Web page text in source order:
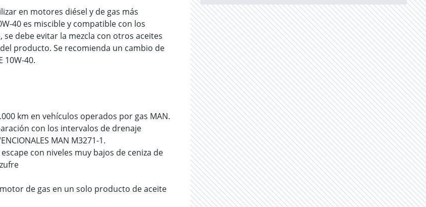
en motores diésel y de gas más
40 es miscible y compatible con los
debe evitar la mezcla con otros aceites
producto. Se recomienda un cambio de
10W-40.
km en vehículos operados por gas MAN.
con los intervalos de drenaje
MAN M3271-1.
con niveles muy bajos de ceniza de
de gas en un solo producto de aceite